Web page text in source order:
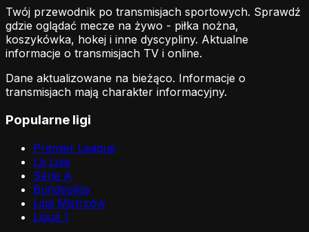
Twój przewodnik po transmisjach sportowych. Sprawdź
gdzie oglądać mecze na żywo - piłka nożna,
koszykówka, hokej i inne dyscypliny. Aktualne
informacje o transmisjach TV i online.
Dane aktualizowane na bieżąco. Informacje o
transmisjach mają charakter informacyjny.
Popularne ligi
Premier League
La Liga
Serie A
Bundesliga
Liga Mistrzów
Ligue 1